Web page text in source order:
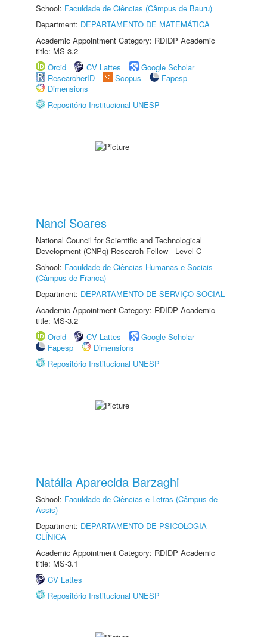
School: Faculdade de Ciências (Câmpus de Bauru)
Department: DEPARTAMENTO DE MATEMÁTICA
Academic Appointment Category: RDIDP Academic
title: MS-3.2
Orcid
CV Lattes
Google Scholar
ResearcherID
Scopus
Fapesp
Dimensions
Repositório Institucional UNESP
Nanci Soares
National Council for Scientific and Technological
Development (CNPq) Research Fellow - Level C
School: Faculdade de Ciências Humanas e Sociais
(Câmpus de Franca)
Department: DEPARTAMENTO DE SERVIÇO SOCIAL
Academic Appointment Category: RDIDP Academic
title: MS-3.2
Orcid
CV Lattes
Google Scholar
Fapesp
Dimensions
Repositório Institucional UNESP
Natália Aparecida Barzaghi
School: Faculdade de Ciências e Letras (Câmpus de
Assis)
Department: DEPARTAMENTO DE PSICOLOGIA
CLÍNICA
Academic Appointment Category: RDIDP Academic
title: MS-3.1
CV Lattes
Repositório Institucional UNESP